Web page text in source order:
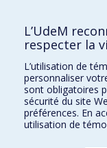
Kinésiologie et des
Orthophonie et
Réadaptation
Directions
DPC
CPASS
L’UdeM
respecter la
L’utilisation de
personnaliser
sont obligatoires
sécurité du site
préférences. En
utilisation de